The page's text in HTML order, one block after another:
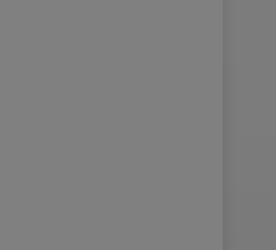
zu können,müssen Sie eine Cookie-Auswahl treffen.